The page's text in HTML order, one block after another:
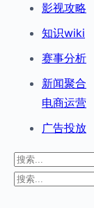
影视攻略
知识wiki
赛事分析
新闻聚合
电商运营
广告投放